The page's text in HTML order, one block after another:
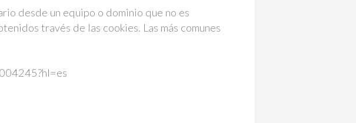
desde un equipo o dominio que no es
través de las cookies. Las más comunes